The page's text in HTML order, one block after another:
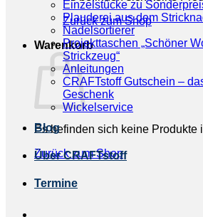
Zurück zum Shop
Warenkorb
Es befinden sich keine Produkte
Zurück zum Shop
Einzelstücke zu
Plauderei aus dem
Nadelsortierer
Projekttaschen „Schöner
Strickzeug“
Anleitungen
CRAFTstoff Gutschein –
Geschenk
Wickelservice
Blog
Über CRAFTstoff
Termine